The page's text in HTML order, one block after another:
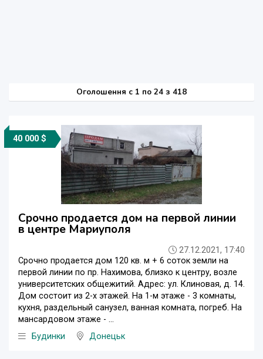
Оголошення c 1 по 24 з 418
40 000 $
Срочно продается дом на первой линии
в центре Мариуполя
27.12.2021, 17:40
Срочно продается дом 120 кв. м + 6 соток земли на
первой линии по пр. Нахимова, близко к центру, возле
университетских общежитий. Адрес: ул. Клиновая, д. 14.
Дом состоит из 2-х этажей. На 1-м этаже - 3 комнаты,
кухня, раздельный санузел, ванная комната, погреб. На
мансардовом этаже - ...
Будинки
Донецьк